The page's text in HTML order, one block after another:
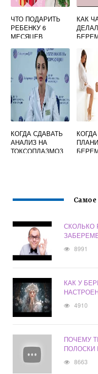
ЧТО ПОДАРИТЬ
РЕБЕНКУ 6
МЕСЯЦЕВ
КАК
КОГДА СДАВАТЬ
АНАЛИЗ НА
ТОКСОПЛАЗМОЗ
Самое
СКОЛЬКО
8991
КАК У
4910
ПОЧЕМУ
ПОЛОСКИ
8663